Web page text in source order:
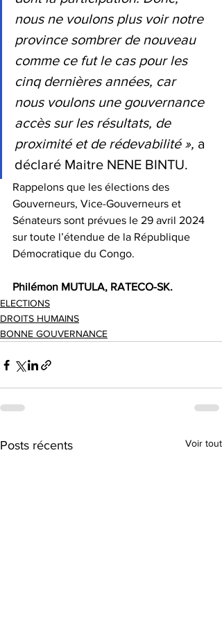
nous ne voulons plus voir notre
province sombrer de nouveau
comme ce fut le cas pour les
cinq dernières années, car
nous voulons une gouvernance
accès sur les résultats, de
proximité et de rédevabilité », a
déclaré Maitre NENE BINTU.
Rappelons que les élections des
Gouverneurs, Vice-Gouverneurs et
Sénateurs sont prévues le 29 avril 2024
sur toute l’étendue de la République
Démocratique du Congo.
Philémon MUTULA, RATECO-SK.
ELECTIONS
DROITS HUMAINS
BONNE GOUVERNANCE
Posts récents Voir tout